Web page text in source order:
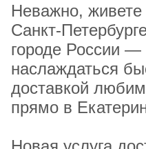
Неважно,
Санкт-
городе России
наслаждаться
доставкой
прямо в